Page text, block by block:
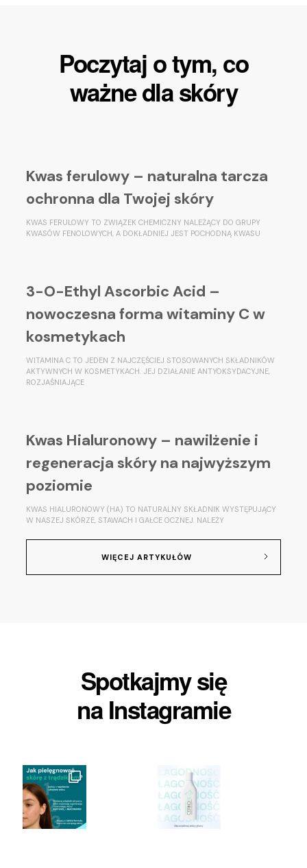
Poczytaj o tym, co
ważne dla skóry
Kwas ferulowy – naturalna tarcza
ochronna dla Twojej skóry
KWAS FERULOWY TO ZWIĄZEK CHEMICZNY NALEŻĄCY DO GRUPY
KWASÓW FENOLOWYCH, A DOKŁADNIEJ JEST POCHODNĄ KWASU
3-O-Ethyl Ascorbic Acid –
nowoczesna forma witaminy C w
kosmetykach
WITAMINA C TO JEDEN Z NAJCZĘŚCIEJ STOSOWANYCH SKŁADNIKÓW
AKTYWNYCH W KOSMETYKACH. JEJ DZIAŁANIE ANTYOKSYDACYJNE,
ROZJAŚNIAJĄCE
Kwas Hialuronowy – nawilżenie i
regeneracja skóry na najwyższym
poziomie
KWAS HIALURONOWY (HA) TO NATURALNY SKŁADNIK WYSTĘPUJĄCY
W NASZEJ SKÓRZE, STAWACH I GAŁCE OCZNEJ. NALEŻY
WIĘCEJ ARTYKUŁÓW
Spotkajmy się
na Instagramie